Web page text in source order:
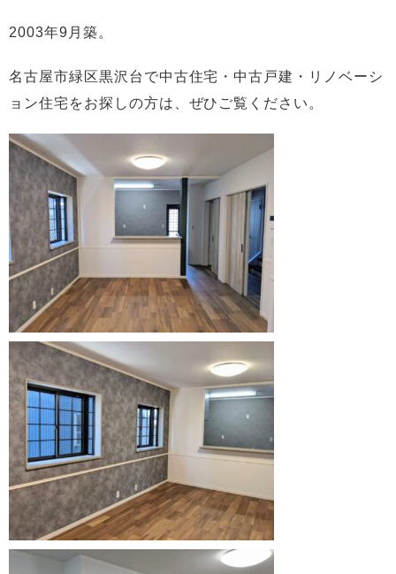
2003年9月築。
名古屋市緑区黒沢台で中古住宅・中古戸建・リノベーシ
ョン住宅をお探しの方は、ぜひご覧ください。